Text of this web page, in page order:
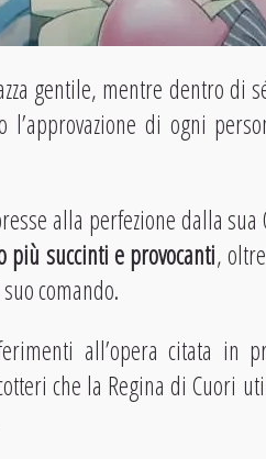
gentile, mentre dentro di
l’approvazione di ogni
alla perfezione dalla
più succinti e provocanti,
comando.
all’opera citata in
che la Regina di Cuori